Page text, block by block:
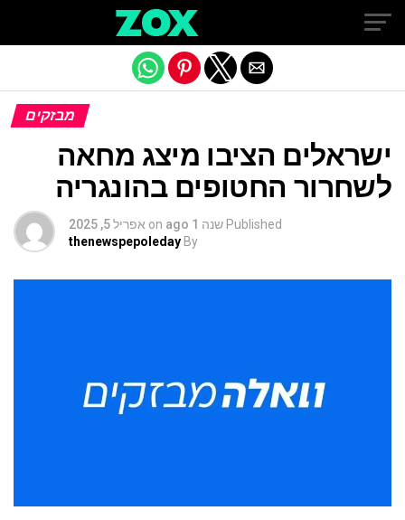
מבזקים
ישראלים הציבו מיצג מחאה
לשחרור החטופים בהונגריה
Published שנה 1 ago on אפריל 5, 2025
By
thenewspepoleday
Exit mobile version